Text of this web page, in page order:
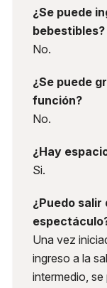
¿Se puede
bebestibles?
No.
¿Se puede
función?
No.
¿Hay
Si.
¿Puedo salir
Una vez
ingreso a la
intermedio,